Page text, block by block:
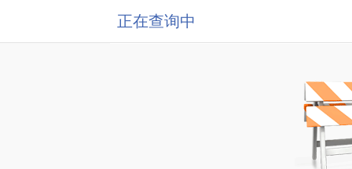
正在查询中